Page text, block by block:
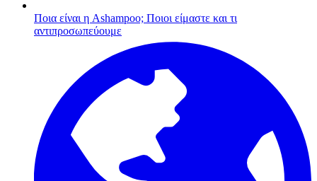
Ποια είναι η Ashampoo; Ποιοι είμαστε και τι
αντιπροσωπεύουμε